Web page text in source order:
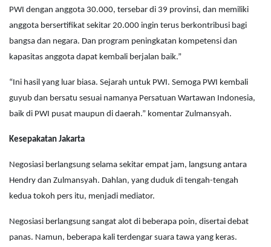
PWI dengan anggota 30.000, tersebar di 39 provinsi, dan memiliki
anggota bersertifikat sekitar 20.000 ingin terus berkontribusi bagi
bangsa dan negara. Dan program peningkatan kompetensi dan
kapasitas anggota dapat kembali berjalan baik.”
“Ini hasil yang luar biasa. Sejarah untuk PWI. Semoga PWI kembali
guyub dan bersatu sesuai namanya Persatuan Wartawan Indonesia,
baik di PWI pusat maupun di daerah.” komentar Zulmansyah.
Kesepakatan Jakarta
Negosiasi berlangsung selama sekitar empat jam, langsung antara
Hendry dan Zulmansyah. Dahlan, yang duduk di tengah-tengah
kedua tokoh pers itu, menjadi mediator.
Negosiasi berlangsung sangat alot di beberapa poin, disertai debat
panas. Namun, beberapa kali terdengar suara tawa yang keras.